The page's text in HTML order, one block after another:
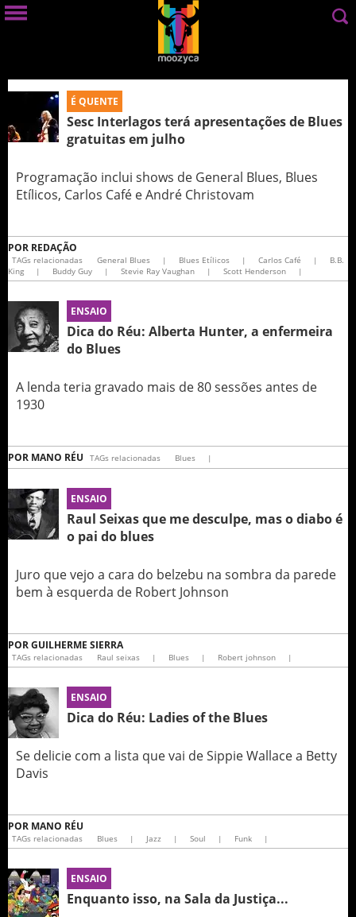
É QUENTE
Sesc Interlagos terá apresentações de Blues
gratuitas em julho
Programação inclui shows de General Blues, Blues
Etílicos, Carlos Café e André Christovam
POR REDAÇÃO
TAGs relacionadas General Blues | Blues Etílicos | Carlos Café |
B.B.
King
| Buddy Guy | Stevie Ray Vaughan | Scott Henderson |
ENSAIO
Dica do Réu: Alberta Hunter, a enfermeira
do Blues
A lenda teria gravado mais de 80 sessões antes de
1930
POR MANO RÉU TAGs relacionadas Blues |
ENSAIO
Raul Seixas que me desculpe, mas o diabo é
o pai do blues
Juro que vejo a cara do belzebu na sombra da parede
bem à esquerda de Robert Johnson
PORGUILHERME SIERRA
TAGs relacionadas Raul seixas | Blues | Robert johnson |
ENSAIO
Dica do Réu: Ladies of the Blues
Se delicie com a lista que vai de Sippie Wallace a Betty
Davis
POR MANO RÉU
TAGs relacionadas Blues | Jazz | Soul | Funk |
ENSAIO
Enquanto isso, na Sala da Justiça...